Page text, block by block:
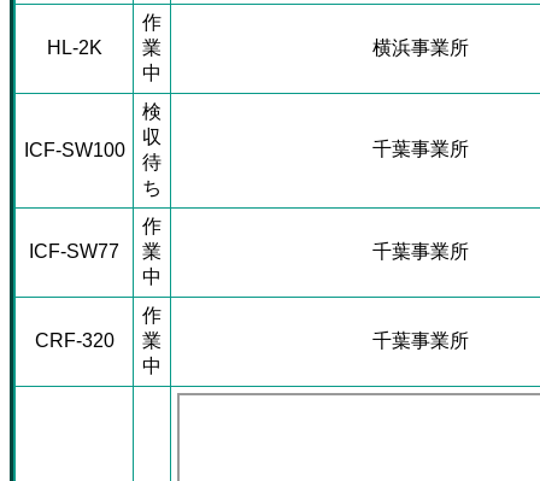
HL-2K
作
業
中
横浜事業所
ICF-SW100
検
収
待
ち
千葉事業所
ICF-SW77
作
業
中
千葉事業所
CRF-320
作
業
中
千葉事業所